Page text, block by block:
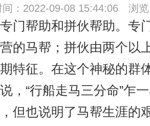
间：2022-09-08 15:44:06 浏览
门帮助和拼伙帮助。专
的马帮；拼伙由两个以
特征。在这个神秘的群
，“行船走马三分命”乍
但也说明了马帮生涯的